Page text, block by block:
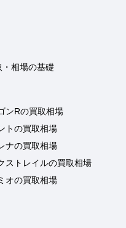
相場の基礎
ンRの買取相場
トの買取相場
ナの買取相場
ストレイルの買取相場
オの買取相場